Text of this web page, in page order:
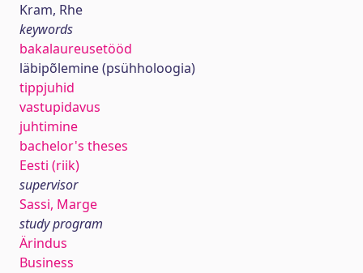
Kram, Rhe
keywords
bakalaureusetööd
läbipõlemine (psühholoogia)
tippjuhid
vastupidavus
juhtimine
bachelor's theses
Eesti (riik)
supervisor
Sassi, Marge
study program
Ärindus
Business